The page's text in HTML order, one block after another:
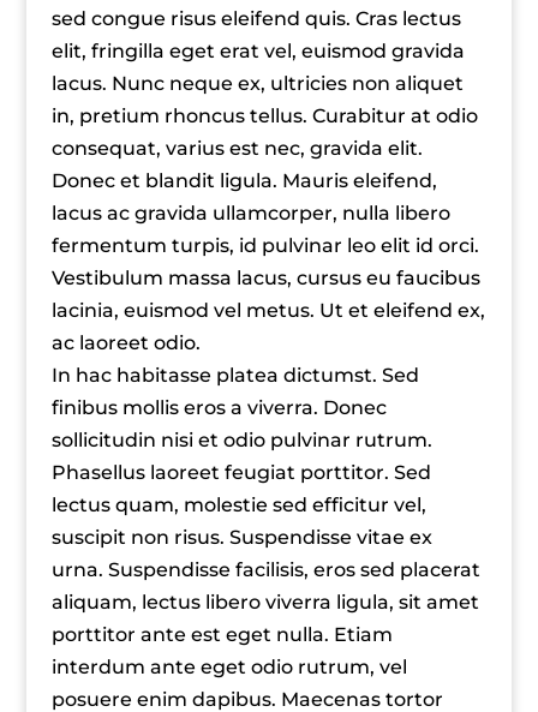
sed congue risus eleifend quis. Cras lectus
elit, fringilla eget erat vel, euismod gravida
lacus. Nunc neque ex, ultricies non aliquet
in, pretium rhoncus tellus. Curabitur at odio
consequat, varius est nec, gravida elit.
Donec et blandit ligula. Mauris eleifend,
lacus ac gravida ullamcorper, nulla libero
fermentum turpis, id pulvinar leo elit id orci.
Vestibulum massa lacus, cursus eu faucibus
lacinia, euismod vel metus. Ut et eleifend ex,
ac laoreet odio.
In hac habitasse platea dictumst. Sed
finibus mollis eros a viverra. Donec
sollicitudin nisi et odio pulvinar rutrum.
Phasellus laoreet feugiat porttitor. Sed
lectus quam, molestie sed efficitur vel,
suscipit non risus. Suspendisse vitae ex
urna. Suspendisse facilisis, eros sed placerat
aliquam, lectus libero viverra ligula, sit amet
porttitor ante est eget nulla. Etiam
interdum ante eget odio rutrum, vel
posuere enim dapibus. Maecenas tortor